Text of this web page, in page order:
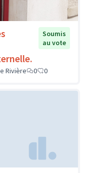
Soumis
au vote
Rivière 0 0